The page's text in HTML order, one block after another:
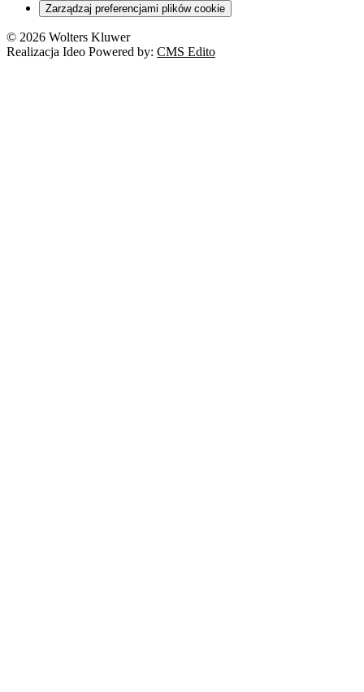
Zarządzaj preferencjami plików cookie
© 2026 Wolters Kluwer
Realizacja Ideo Powered by: CMS Edito